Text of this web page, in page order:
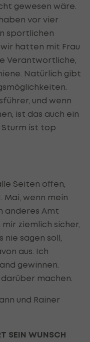
gewesen wäre.
vor vier
sportlichen
hatten mit Frau
Verantwortliche,
Natürlich gibt
und wenn
ist das auch ein
Sturm ist top
Seiten offen,
Mai, wenn mein
anderes Amt
ziemlich sicher,
sagen soll,
aus. Ich
gewinnen.
machen.
und Rainer
SEIN WUNSCH